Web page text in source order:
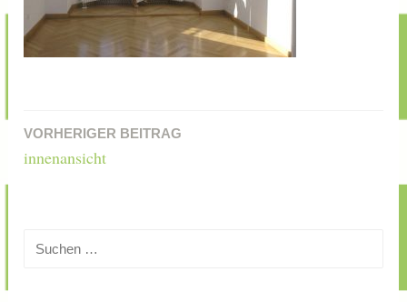
Beitragsnavigation
VORHERIGER BEITRAG
innenansicht